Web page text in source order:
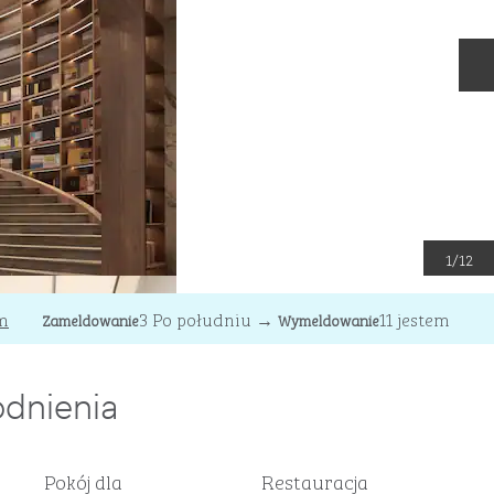
1/12
Zameldowanie3 Po południu → Wymeldowanie11 jestem
Pokój dla
Restauracja